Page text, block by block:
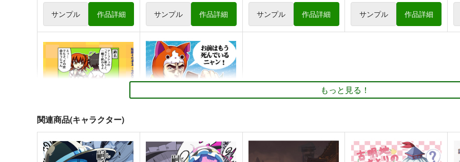
東方Project非公式
DataBook2025
胡玉書厨
嗣子の渦の目の中で 前編
PERSONAL COLOR
880
東方Project 古明地姉妹
770
東方Project 秘封倶楽部
胡玉書厨
1,100
サンプル 作品詳細 サンプル 作品詳細 サンプル 作品詳細 サンプル 作品詳細
もっと見る！
関連商品(キャラクター)